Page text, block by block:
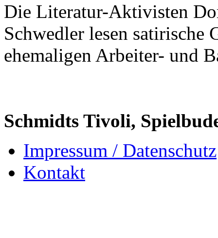
Die Literatur-Aktivisten
Schwedler lesen satirische
ehemaligen Arbeiter- und
Schmidts Tivoli,
Impressum / Datenschutz
Kontakt